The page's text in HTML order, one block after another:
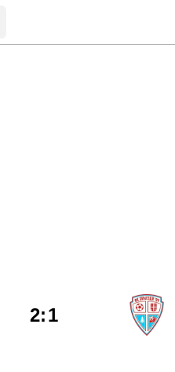
2:1